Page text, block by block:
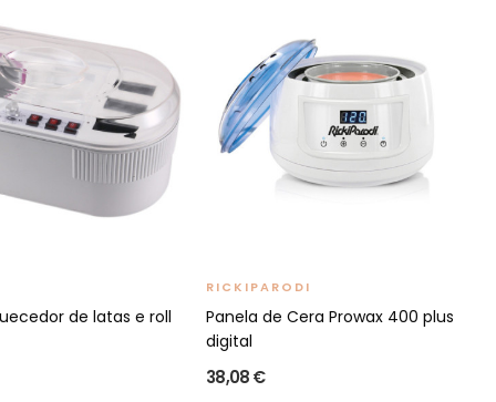
de latas e roll
RICKIPARODI
Panela de Cera Prowax 400 plus
digital
38,08 €